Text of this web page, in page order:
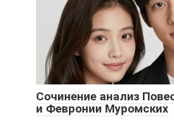
Сочинение анализ
и Февронии Муромских